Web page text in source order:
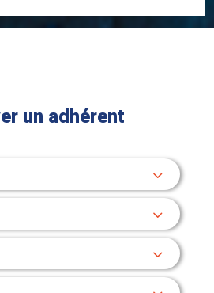
un adhérent